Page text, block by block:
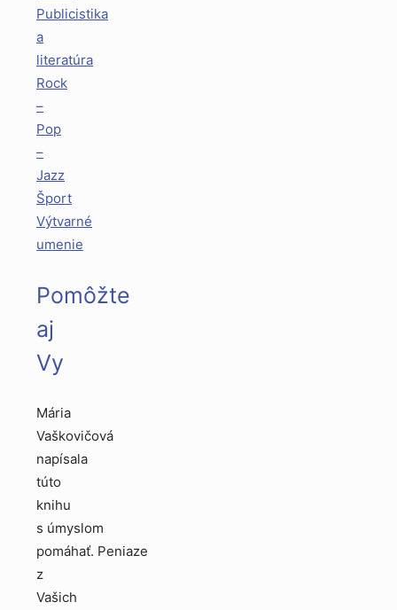
Publicistika
a
literatúra
Rock
–
Pop
–
Jazz
Šport
Výtvarné
umenie
Pomôžte
aj
Vy
Mária
Vaškovičová
napísala
túto
knihu
s úmyslom
pomáhať. Peniaze
z
Vašich